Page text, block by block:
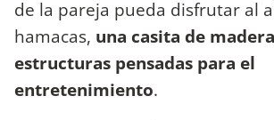
de la pareja pueda disfrutar al
hamacas, una casita de
estructuras pensadas para el
entretenimiento.